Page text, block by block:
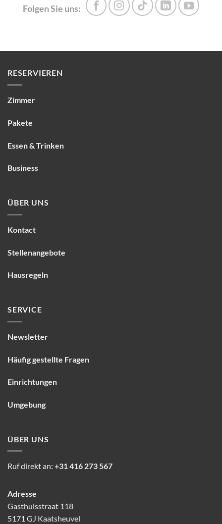
Folgen Sie uns:
RESERVIEREN
Zimmer
Pakete
Essen & Trinken
Business
ÜBER UNS
Kontact
Stellenangebote
Hausregeln
SERVICE
Newsletter
Häufig gestellte Fragen
Einrichtungen
Umgebung
ÜBER UNS
Ruf direkt an: +31 416 273 567
Adresse
Gasthuisstraat 118
5171 GJ Kaatsheuvel